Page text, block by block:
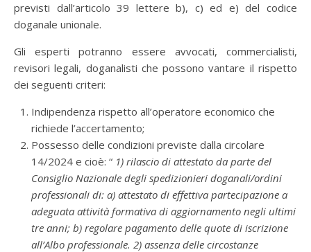
previsti dall’articolo 39 lettere b), c) ed e) del codice
doganale unionale.
Gli esperti potranno essere avvocati, commercialisti,
revisori legali, doganalisti che possono vantare il rispetto
dei seguenti criteri:
Indipendenza rispetto all’operatore economico che
richiede l’accertamento;
Possesso delle condizioni previste dalla circolare
14/2024 e cioè: “ 1) rilascio di attestato da parte del
Consiglio Nazionale degli spedizionieri doganali/ordini
professionali di: a) attestato di effettiva partecipazione a
adeguata attività formativa di aggiornamento negli ultimi
tre anni; b) regolare pagamento delle quote di iscrizione
all’Albo professionale. 2) assenza delle circostanze